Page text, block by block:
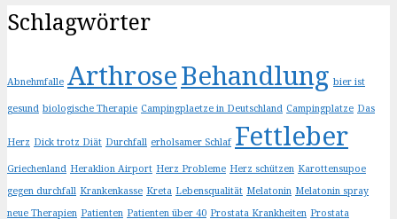
Schlagwörter
Abnehmfalle ArthroseBehandlung bier ist
gesund biologische Therapie Campingplaetze in Deutschland Campingplatze Das
Herz Dick trotz Diät Durchfall erholsamer Schlaf Fettleber
Griechenland Heraklion Airport Herz Probleme Herz schützen Karottensupoe
gegen durchfall Krankenkasse Kreta Lebensqualität Melatonin Melatonin spray
neue Therapien Patienten Patienten über 40 Prostata Krankheiten Prostata